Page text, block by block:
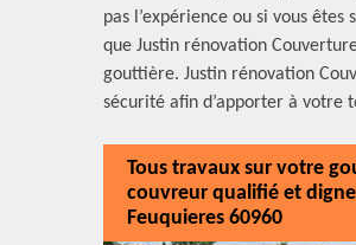
pas l’expérience ou si vous
que Justin rénovation
gouttière. Justin rénovation
sécurité afin d’apporter à votre
Tous travaux sur votre
couvreur qualifié et
Feuquieres 60960